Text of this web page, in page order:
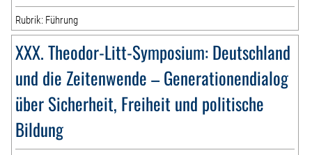
Rubrik: Führung
XXX. Theodor-Litt-Symposium: Deutschland
und die Zeitenwende – Generationendialog
über Sicherheit, Freiheit und politische
Bildung